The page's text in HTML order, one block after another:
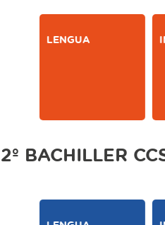
LENGUA
2º BACHILLER